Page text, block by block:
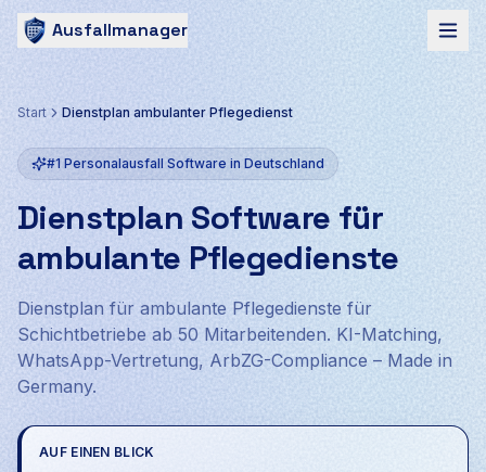
Ausfallmanager
Start Dienstplan ambulanter Pflegedienst
#1 Personalausfall Software in Deutschland
Dienstplan Software für
ambulante Pflegedienste
Dienstplan für ambulante Pflegedienste für
Schichtbetriebe ab 50 Mitarbeitenden. KI-Matching,
WhatsApp-Vertretung, ArbZG-Compliance – Made in
Germany.
AUF EINEN BLICK